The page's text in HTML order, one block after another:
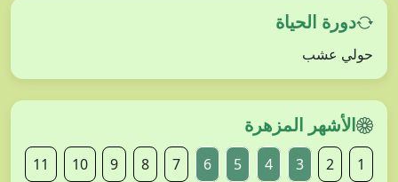
دورة الحياة
حولي عشب
الأشهر المزهرة
1
2
3
4
5
6
7
8
9
10
11